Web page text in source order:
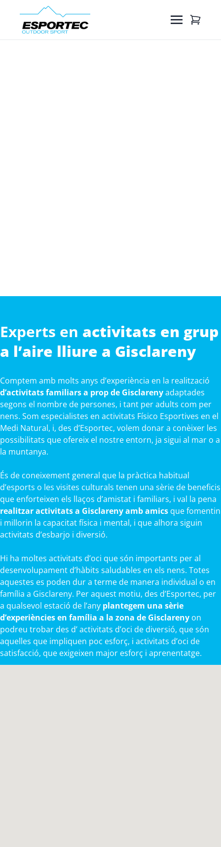
Experts en activitats en grup
a l’aire lliure a Gisclareny
Comptem amb molts anys d’experiència en la realització
d’activitats familiars a prop de Gisclarenyadaptades
segons el nombre de persones, i tant per adults com per
nens. Som especialistes en activitats Físico Esportives en el
Medi Natural, i, des d’Esportec, volem donar a conèixer les
possibilitats que ofereix el nostre entorn, ja sigui al mar o a
la muntanya.
És de coneixement general que la pràctica habitual
d’esports o les visites culturals tenen una sèrie de beneficis
que enforteixen els llaços d’amistat i familiars, i val la pena
realitzar activitats a Gisclareny amb amics que fomentin
i millorin la capacitat física i mental, i que alhora siguin
activitats d’esbarjo i diversió.
Hi ha moltes activitats d’oci que són importants per al
desenvolupament d’hàbits saludables en els nens. Totes
aquestes es poden dur a terme de manera individual o en
família a Gisclareny. Per aquest motiu, des d’Esportec, per
a qualsevol estació de l’any plantegem una sèrie
d’experiències en família a la zona de Gisclareny on
podreu trobar des d’ activitats d’oci de diversió, que són
aquelles que impliquen poc esforç, i activitats d’oci de
satisfacció, que exigeixen major esforç i aprenentatge.